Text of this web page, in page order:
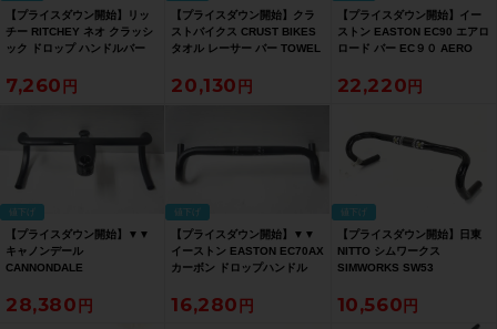
【プライスダウン開始】リッ
チー RITCHEY ネオ クラッシ
ック ドロップ ハンドルバー
HANDLEBAR
420mm/31.8mm ドロップハ
7,260
【プライスダウン開始】クラ
ストバイクス CRUST BIKES
タオル レーサー バー TOWEL
ｍ/26.0mm ドロップハンドル
【お買い得SALE】
20,130
【プライスダウン開始】イー
ストン EASTON EC90 エアロ
ロード バー EC９０ AERO
ドロップハンドル カーボン
【お買い得SALE】
22,220
値下げ
【プライスダウン開始】▼▼
キャノンデール
CANNONDALE
ン ドロップハンドル 420mm
＆ KNOT ステム 100mm セッ
28,380
値下げ
【プライスダウン開始】▼▼
イーストン EASTON EC70AX
カーボン ドロップハンドル
パラダイス福岡より配送）
【お買い得SALE】
16,280
値下げ
【プライスダウン開始】日東
NITTO シムワークス
SIMWORKS SW53
450mm/31.8mm ドロップハ
ンドル【お買い得SALE】
10,560